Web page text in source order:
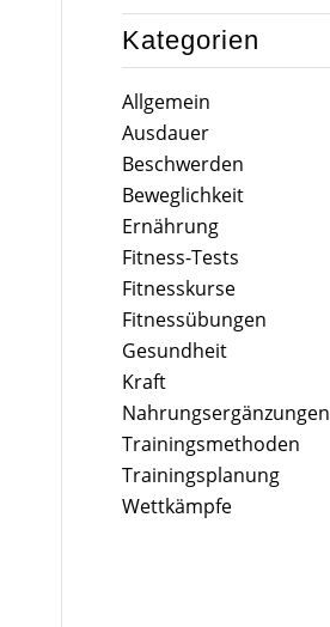
Kategorien
Allgemein
Ausdauer
Beschwerden
Beweglichkeit
Ernährung
Fitness-Tests
Fitnesskurse
Fitnessübungen
Gesundheit
Kraft
Nahrungsergänzungen
Trainingsmethoden
Trainingsplanung
Wettkämpfe